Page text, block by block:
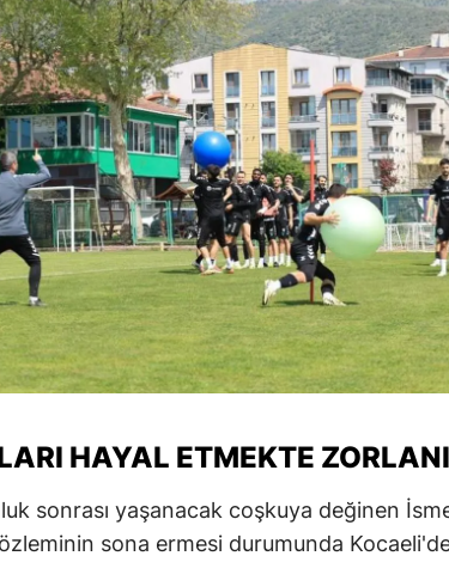
HAYAL ETMEKTE
sonrası yaşanacak coşkuya değinen
özleminin sona ermesi durumunda